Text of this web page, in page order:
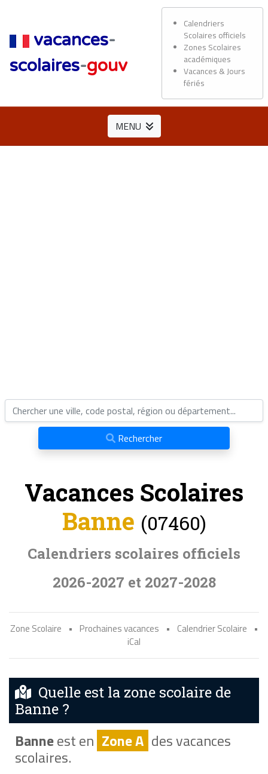
vacances-
scolaires-gouv
Calendriers
Scolaires officiels
Zones Scolaires
académiques
Vacances & Jours
fériés
MENU
Rechercher
Vacances Scolaires
Banne (07460)
Calendriers scolaires officiels
2026-2027 et 2027-2028
Zone Scolaire • Prochaines vacances • Calendrier Scolaire
•
iCal
Quelle est la zone scolaire de
Banne ?
Banneest en Zone A des vacances
scolaires.